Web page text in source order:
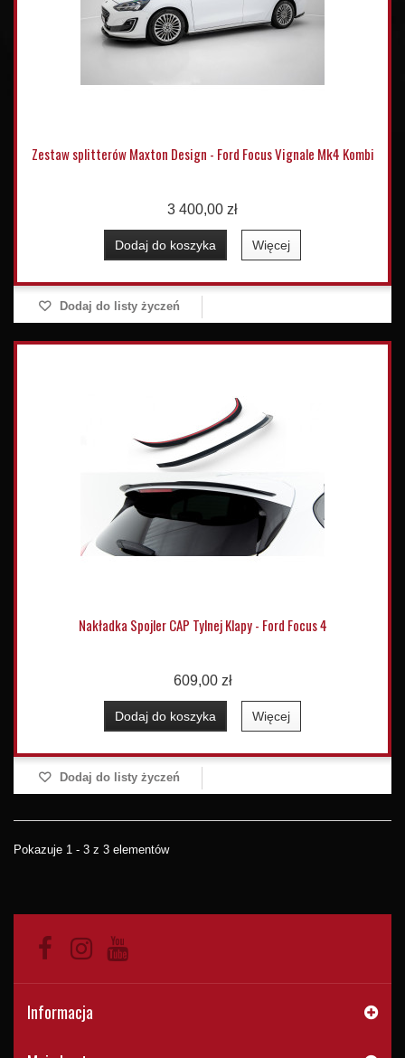
Zestaw splitterów Maxton Design - Ford Focus Vignale Mk4 Kombi
3 400,00 zł
Dodaj do koszyka Więcej
Dodaj do listy życzeń
Nakładka Spojler CAP Tylnej Klapy - Ford Focus 4
609,00 zł
Dodaj do koszyka Więcej
Dodaj do listy życzeń
Pokazuje 1 - 3 z 3 elementów
Informacja